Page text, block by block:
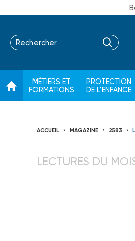
MÉTIERS ET
FORMATIONS
PROTECTION
DE L'ENFANCE
ACCUEIL MAGAZINE 2583
LECTURES DU